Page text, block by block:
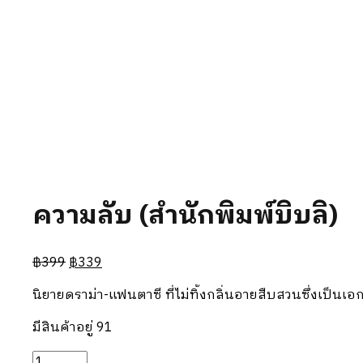
ความลับ (สำนักพิมพ์บิบลิ)
฿399฿339
นิยายดราม่า-แฟนตาซี ที่ไม่ทิ้งกลิ่นอายสืบสวนซึ่งเป็นเอ
มีสินค้าอยู่ 91